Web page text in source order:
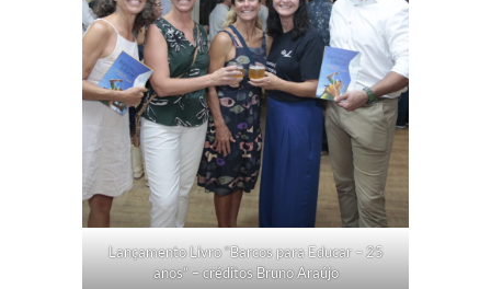
Lançamento Livro “Barcos para Educar – 25
anos” – créditos Bruno Araújo